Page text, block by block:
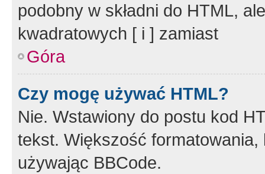
podobny w składni do HTML,
kwadratowych [ i ] zamiast
Góra
Czy mogę używać HTML?
Nie. Wstawiony do postu kod
tekst. Większość
używając BBCode.